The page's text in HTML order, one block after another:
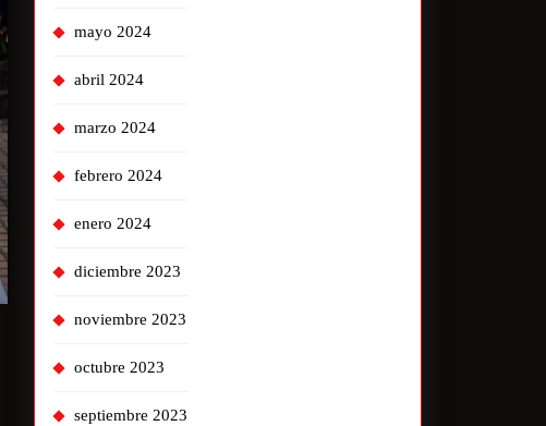
mayo 2024
abril 2024
marzo 2024
febrero 2024
enero 2024
diciembre 2023
noviembre 2023
octubre 2023
septiembre 2023